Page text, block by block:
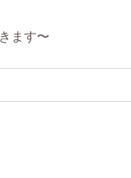
ます〜